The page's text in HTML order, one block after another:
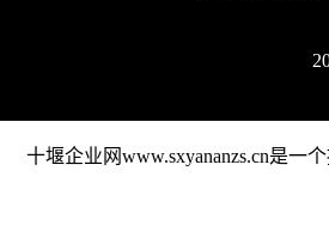
十堰企业网www.sxyananzs.cn是